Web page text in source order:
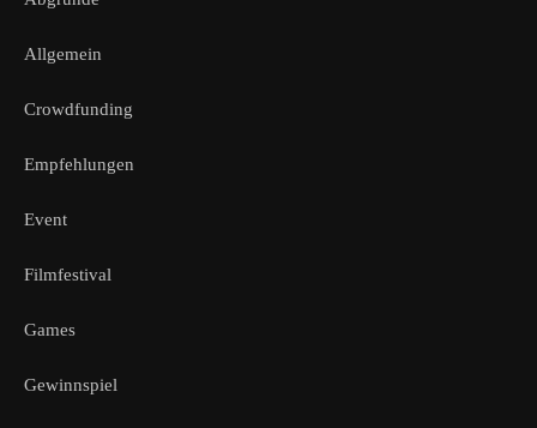
Allgemein
Crowdfunding
Empfehlungen
Event
Filmfestival
Games
Gewinnspiel